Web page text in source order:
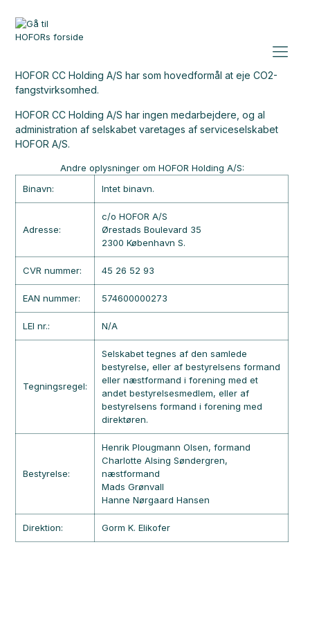
HOFOR CC Holding A/S har som hovedformål at eje CO2-
fangstvirksomhed.
HOFOR CC Holding A/S har ingen medarbejdere, og al
administration af selskabet varetages af serviceselskabet
HOFOR A/S.
Andre oplysninger om HOFOR Holding A/S:
Binavn:
Intet binavn.
Adresse:
c/o HOFOR A/S
Ørestads Boulevard 35
2300 København S.
CVR nummer: 45 26 52 93
EAN nummer: 574600000273
LEI nr.: N/A
Tegningsregel:
Selskabet tegnes af den samlede
bestyrelse, eller af bestyrelsens formand
eller næstformand i forening med et
andet bestyrelsesmedlem, eller af
bestyrelsens formand i forening med
direktøren.
Bestyrelse:
Henrik Plougmann Olsen, formand
Charlotte Alsing Søndergren,
næstformand
Mads Grønvall
Hanne Nørgaard Hansen
Direktion: Gorm K. Elikofer